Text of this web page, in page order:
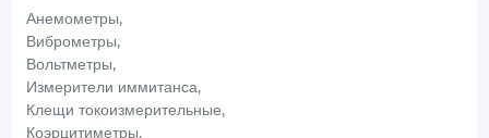
Анемометры,
Виброметры,
Вольтметры,
Измерители иммитанса,
Клещи токоизмерительные,
Коэрцитиметры,